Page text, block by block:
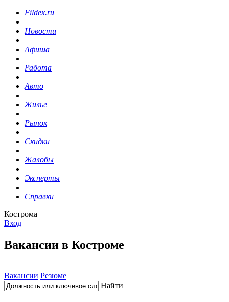
Fildex.ru
Новости
Афиша
Работа
Авто
Жилье
Рынок
Скидки
Жалобы
Эксперты
Справки
Кострома
Вход
Вакансии в Костроме
Вакансии Резюме
Найти